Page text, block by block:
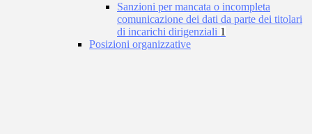
Sanzioni per mancata o incompleta
comunicazione dei dati da parte dei titolari
di incarichi dirigenziali 1
Posizioni organizzative